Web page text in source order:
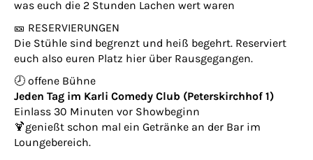
was euch die 2 Stunden Lachen wert waren
🎫 RESERVIERUNGEN
Die Stühle sind begrenzt und heiß begehrt. Reserviert
euch also euren Platz hier über Rausgegangen.
🕗 offene Bühne
Jeden Tag im Karli Comedy Club (Peterskirchhof 1)
Einlass 30 Minuten vor Showbeginn
🍹genießt schon mal ein Getränke an der Bar im
Loungebereich.